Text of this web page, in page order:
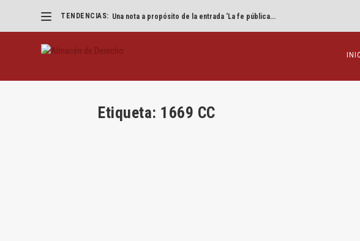
TENDENCIAS: Una nota a propósito de la entrada ‘La fe pública...
Etiqueta: 1669 CC